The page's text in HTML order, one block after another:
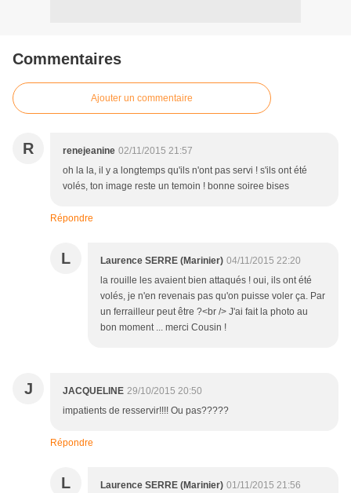
Commentaires
Ajouter un commentaire
R renejeanine 02/11/2015 21:57
oh la la, il y a longtemps qu'ils n'ont pas servi ! s'ils ont été
volés, ton image reste un temoin ! bonne soiree bises
Répondre
L Laurence SERRE (Marinier) 04/11/2015 22:20
la rouille les avaient bien attaqués ! oui, ils ont été
volés, je n'en revenais pas qu'on puisse voler ça. Par
un ferrailleur peut être ?<br /> J'ai fait la photo au
bon moment ... merci Cousin !
J JACQUELINE 29/10/2015 20:50
impatients de resservir!!!! Ou pas?????
Répondre
L Laurence SERRE (Marinier) 01/11/2015 21:56